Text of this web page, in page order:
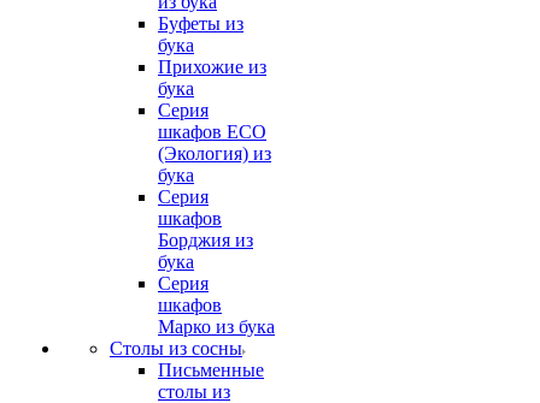
Буфеты из
бука
Прихожие из
бука
Серия
шкафов ECO
(Экология) из
бука
Серия
шкафов
Борджия из
бука
Серия
шкафов
Марко из бука
Столы из сосны
Письменные
столы из